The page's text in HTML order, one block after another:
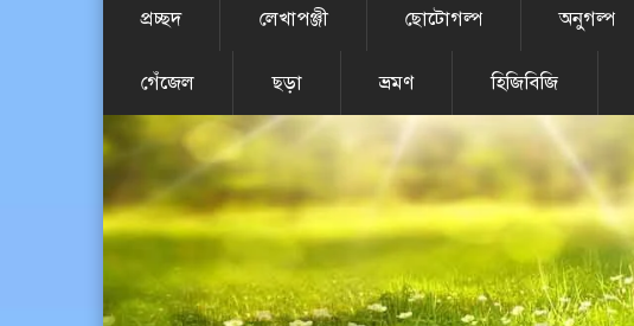
প্রচ্ছদ লেখাপঞ্জী ছোটোগল্প অনুগল্প
গেঁজেল ছড়া ভ্রমণ হিজিবিজি